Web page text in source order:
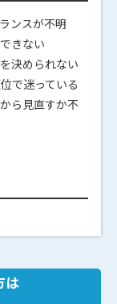
ンスが不明
きない
決められない
で迷っている
ら見直すか不
は